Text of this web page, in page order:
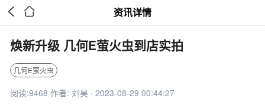
  资讯详情
焕新升级 几何E萤火虫到店实拍
几何E萤火虫
阅读:9468 作者: 刘昊 · 2023-08-29 00:44:27